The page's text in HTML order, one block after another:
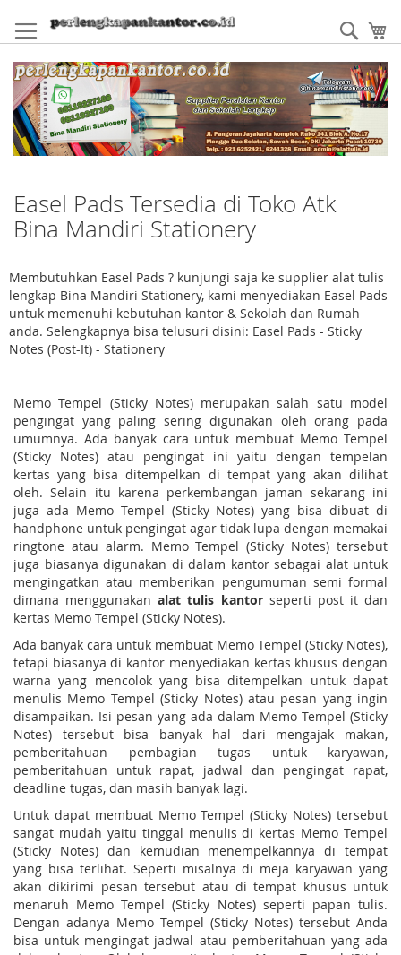
to
Content
Easel Pads Tersedia di Toko Atk
Bina Mandiri Stationery
Membutuhkan Easel Pads ? kunjungi saja ke supplier alat tulis
lengkap Bina Mandiri Stationery, kami menyediakan Easel Pads
untuk memenuhi kebutuhan kantor & Sekolah dan Rumah
anda. Selengkapnya bisa telusuri disini: Easel Pads - Sticky
Notes (Post-It) - Stationery
Memo Tempel (Sticky Notes) merupakan salah satu model
pengingat yang paling sering digunakan oleh orang pada
umumnya. Ada banyak cara untuk membuat Memo Tempel
(Sticky Notes) atau pengingat ini yaitu dengan tempelan
kertas yang bisa ditempelkan di tempat yang akan dilihat
oleh. Selain itu karena perkembangan jaman sekarang ini
juga ada Memo Tempel (Sticky Notes) yang bisa dibuat di
handphone untuk pengingat agar tidak lupa dengan memakai
ringtone atau alarm. Memo Tempel (Sticky Notes) tersebut
juga biasanya digunakan di dalam kantor sebagai alat untuk
mengingatkan atau memberikan pengumuman semi formal
dimana menggunakanalat tulis kantor seperti post it dan
kertas Memo Tempel (Sticky Notes).
Ada banyak cara untuk membuat Memo Tempel (Sticky Notes),
tetapi biasanya di kantor menyediakan kertas khusus dengan
warna yang mencolok yang bisa ditempelkan untuk dapat
menulis Memo Tempel (Sticky Notes) atau pesan yang ingin
disampaikan. Isi pesan yang ada dalam Memo Tempel (Sticky
Notes) tersebut bisa banyak hal dari mengajak makan,
pemberitahuan pembagian tugas untuk karyawan,
pemberitahuan untuk rapat, jadwal dan pengingat rapat,
deadline tugas, dan masih banyak lagi.
Untuk dapat membuat Memo Tempel (Sticky Notes) tersebut
sangat mudah yaitu tinggal menulis di kertas Memo Tempel
(Sticky Notes) dan kemudian menempelkannya di tempat
yang bisa terlihat. Seperti misalnya di meja karyawan yang
akan dikirimi pesan tersebut atau di tempat khusus untuk
menaruh Memo Tempel (Sticky Notes) seperti papan tulis.
Dengan adanya Memo Tempel (Sticky Notes) tersebut Anda
bisa untuk mengingat jadwal atau pemberitahuan yang ada